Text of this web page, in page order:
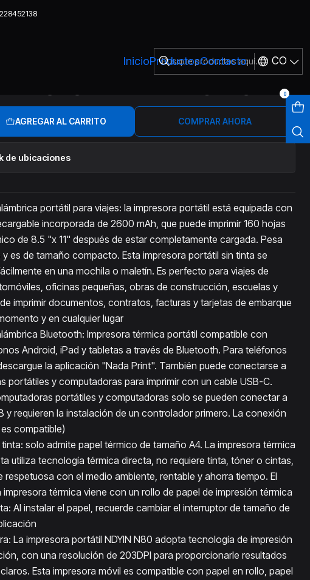
InicioProductosContacto CO
0
MODO PAPEL Y TATUADORES
MOBIL PORTATIL TERMICA
MODO PAPEL Y TATUADORES
AGREGAR AL CARRITO COMPRAR AHORA
de ubicaciones
portátil para viajes: la impresora portátil está equipada con
incorporada de 2600 mAh, que puede imprimir 160 hojas
de 8.5 "x 11" después de estar completamente cargada. Pesa
y es de tamaño compacto. Esta impresora portátil sin tinta se
en una mochila o maletín. Es perfecto para viajes de
oficinas pequeñas, obras de construcción, escuelas y
imprimir documentos, contratos, facturas y tarjetas de embarque
y en cualquier lugar
Bluetooth: Impresora térmica portátil compatible con
Android, iPad y tabletas a través de Bluetooth. Para teléfonos
la aplicación "Nada Print". También puede conectarse a
portátiles y computadoras para imprimir con un cable USB-C.
portátiles y computadoras solo se pueden conectar a
y requieren la instalación de un controlador primero. La conexión
compatible)
solo admite papel térmico de tamaño A4. La impresora térmica
utiliza tecnología térmica directa, no requiere tinta, tóner o cintas,
respetuosa con el medio ambiente, rentable y ahorra tiempo. El
impresora térmica viene con un rollo de papel de impresión térmica
Al instalar el papel, recuerde cambiar el interruptor de tamaño de
La impresora portátil NDYIN N80 adopta tecnología de impresión
con una resolución de 203DPI para proporcionarle resultados
Esta impresora móvil es compatible con papel en rollo, papel